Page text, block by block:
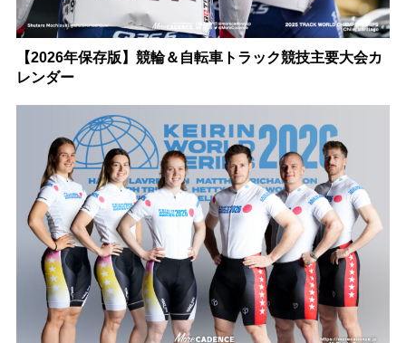
【2026年保存版】競輪＆自転車トラック競技主要大会カ
レンダー